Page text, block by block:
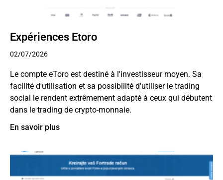
Expériences Etoro
02/07/2026
Le compte eToro est destiné à l'investisseur moyen. Sa
facilité d'utilisation et sa possibilité d'utiliser le trading
social le rendent extrêmement adapté à ceux qui débutent
dans le trading de crypto-monnaie.
En savoir plus